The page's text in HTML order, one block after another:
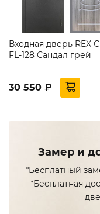
Входная дверь REX
FL-128 Сандал грей
30 550 ₽
Замер и
*Бесплатный
*Бесплатная